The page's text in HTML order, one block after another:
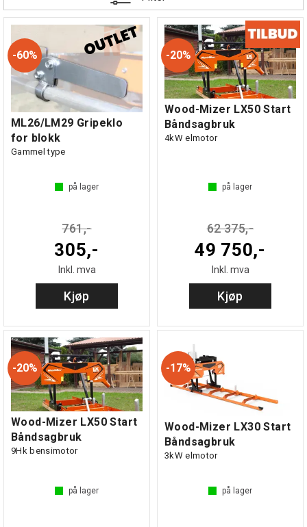
47875000.
60%
ML26/LM29 Gripeklo
for blokk
Gammel type
på lager
761,-
305,-
Inkl. mva
Kjøp
20%
Wood-Mizer LX50 Start
Båndsagbruk
4kW elmotor
på lager
62 375,-
49 750,-
Inkl. mva
Kjøp
20%
Wood-Mizer LX50 Start
Båndsagbruk
9Hk bensimotor
på lager
17%
Wood-Mizer LX30 Start
Båndsagbruk
3kW elmotor
på lager